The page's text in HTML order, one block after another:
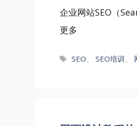
企业网站SEO（
更多
标
SEO、SEO培训、